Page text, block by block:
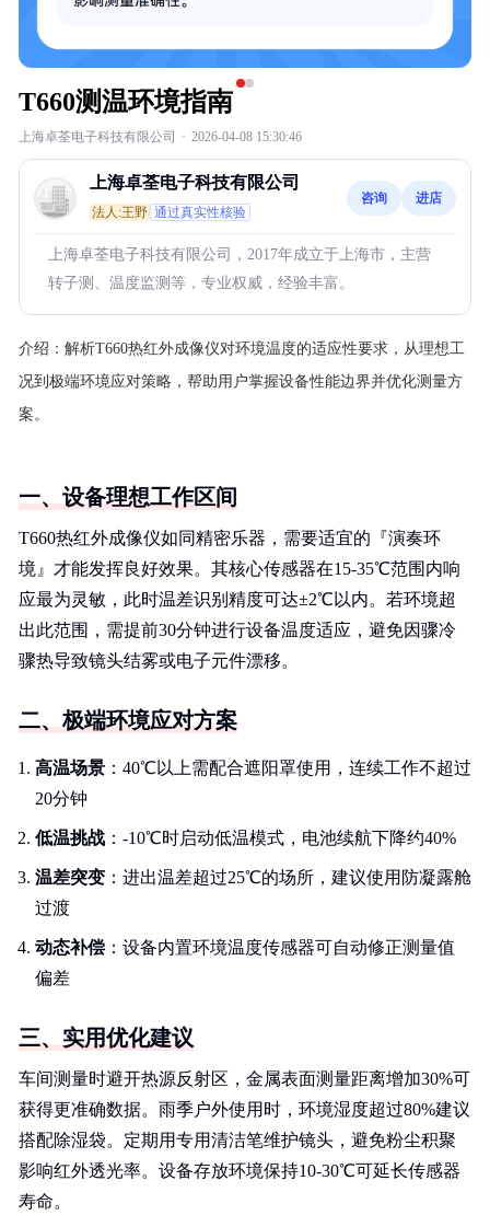
T660测温环境指南
上海卓荃电子科技有限公司 · 2026-04-08 15:30:46
上海卓荃电子科技有限公司
法人:王野 通过真实性核验
咨询 进店
上海卓荃电子科技有限公司，2017年成立于上海市，主营
转子测、温度监测等，专业权威，经验丰富。
介绍： 解析T660热红外成像仪对环境温度的适应性要求，从理想工
况到极端环境应对策略，帮助用户掌握设备性能边界并优化测量方
案。
一、设备理想工作区间
T660热红外成像仪如同精密乐器，需要适宜的『演奏环
境』才能发挥良好效果。其核心传感器在15-35℃范围内响
应最为灵敏，此时温差识别精度可达±2℃以内。若环境超
出此范围，需提前30分钟进行设备温度适应，避免因骤冷
骤热导致镜头结雾或电子元件漂移。
二、极端环境应对方案
高温场景 ：40℃以上需配合遮阳罩使用，连续工作不超过
20分钟
低温挑战 ：-10℃时启动低温模式，电池续航下降约40%
温差突变 ：进出温差超过25℃的场所，建议使用防凝露舱
过渡
动态补偿 ：设备内置环境温度传感器可自动修正测量值
偏差
三、实用优化建议
车间测量时避开热源反射区，金属表面测量距离增加30%可
获得更准确数据。雨季户外使用时，环境湿度超过80%建议
搭配除湿袋。定期用专用清洁笔维护镜头，避免粉尘积聚
影响红外透光率。设备存放环境保持10-30℃可延长传感器
寿命。